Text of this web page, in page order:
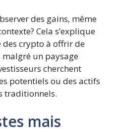
des gains, même
Cela s’explique
crypto à offrir de
un paysage
cherchent
potentiels ou des actifs
traditionnels.
mais